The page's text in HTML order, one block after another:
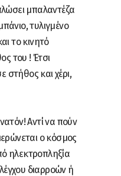
μπαλαντέζα
τυλιγμένο
το κινητό
του ! Έτσι
στήθος και χέρι,
Αντί να πούν
ο κόσμος
ηλεκτροπληξία
διαρροών ή